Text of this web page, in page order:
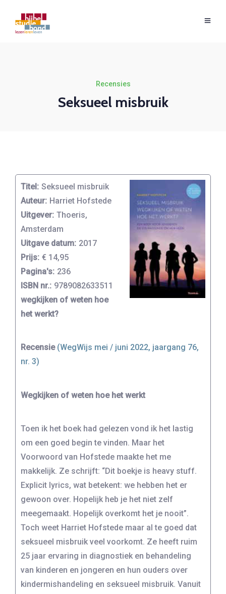
Recensies
Seksueel misbruik
Titel: Seksueel misbruik
Auteur: Harriet Hofstede
Uitgever: Thoeris,
Amsterdam
Uitgave datum: 2017
Prijs: € 14,95
Pagina's: 236
ISBN nr.: 9789082633511
wegkijken of weten hoe
het werkt?
Recensie (WegWijs mei / juni 2022, jaargang 76,
nr. 3)
Wegkijken of weten hoe het werkt
Toen ik het boek had gelezen vond ik het lastig
om een goed begin te vinden. Maar het
Voorwoord van Hofstede maakte het me
makkelijk. Ze schrijft: “Dit boekje is heavy stuff.
Explicit lyrics, wat betekent: we hebben het er
gewoon over. Hopelijk heb je het niet zelf
meegemaakt. Hopelijk overkomt het je nooit”.
Toch weet Harriet Hofstede maar al te goed dat
seksueel misbruik veel voorkomt. Ze heeft ruim
25 jaar ervaring in diagnostiek en behandeling
van kinderen en jongeren en hun ouders over
kindermishandeling en seksueel misbruik. Vanuit